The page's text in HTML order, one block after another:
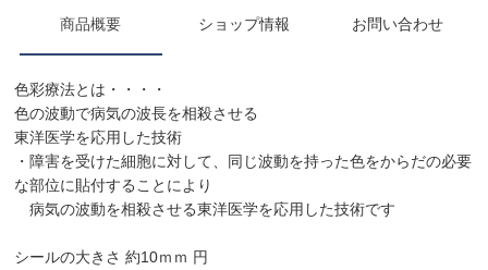
商品概要 ショップ情報 お問い合わせ
色彩療法とは・・・・
色の波動で病気の波長を相殺させる
東洋医学を応用した技術
・障害を受けた細胞に対して、同じ波動を持った色をからだの必要
な部位に貼付することにより
病気の波動を相殺させる東洋医学を応用した技術です
シールの大きさ 約10ｍｍ 円